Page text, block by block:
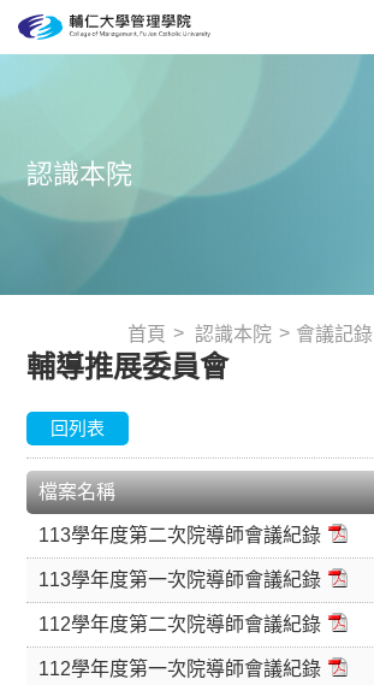
認識本院
首頁 認識本院 會議記錄
輔導推展委員會
回列表
檔案名稱
113學年度第二次院導師會議紀錄
113學年度第一次院導師會議紀錄
112學年度第二次院導師會議紀錄
112學年度第一次院導師會議紀錄